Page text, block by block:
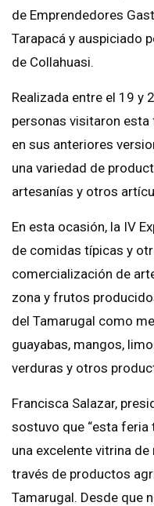
de Emprendedores
Tarapacá y auspiciado
de Collahuasi.
Realizada entre el 19 y
personas visitaron
en sus anteriores
una variedad de
artesanías y otros
En esta ocasión, la IV
de comidas típicas y
comercialización de
zona y frutos
del Tamarugal como
guayabas, mangos,
verduras y otros
Francisca Salazar,
sostuvo que “esta feria
una excelente vitrina
través de productos
Tamarugal. Desde que